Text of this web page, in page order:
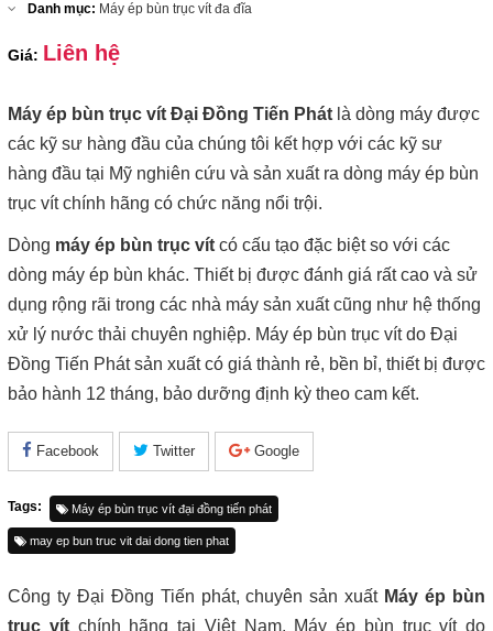
Danh mục: Máy ép bùn trục vít đa đĩa
Giá: Liên hệ
Máy ép bùn trục vít Đại Đồng Tiến Phát là dòng máy được
các kỹ sư hàng đầu của chúng tôi kết hợp với các kỹ sư
hàng đầu tại Mỹ nghiên cứu và sản xuất ra dòng máy ép bùn
trục vít chính hãng có chức năng nổi trội.
Dòng máy ép bùn trục vít có cấu tạo đặc biệt so với các
dòng máy ép bùn khác. Thiết bị được đánh giá rất cao và sử
dụng rộng rãi trong các nhà máy sản xuất cũng như hệ thống
xử lý nước thải chuyên nghiệp. Máy ép bùn trục vít do Đại
Đồng Tiến Phát sản xuất có giá thành rẻ, bền bỉ, thiết bị được
bảo hành 12 tháng, bảo dưỡng định kỳ theo cam kết.
Facebook Twitter Google
Tags: Máy ép bùn trục vít đại đồng tiến phát
may ep bun truc vit dai dong tien phat
Công ty Đại Đồng Tiến phát, chuyên sản xuất Máy ép bùn
trục vít chính hãng tại Việt Nam. Máy ép bùn trục vít do